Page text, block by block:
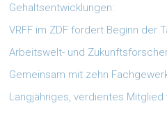
Gehaltsentwicklungen:
VRFF im ZDF fordert Beginn der
Arbeitswelt- und
Gemeinsam mit zehn
Langjähriges, verdientes